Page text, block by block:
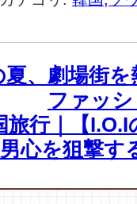
旅
｜
の
ち
ょ
っ
と
、劇場街
ファッ
旅行｜【
心を狙撃す